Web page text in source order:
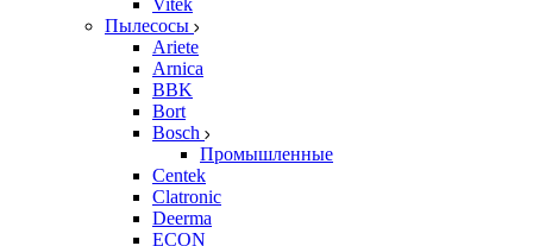
Vitek
Пылесосы
Ariete
Arnica
BBK
Bort
Bosch
Промышленные
Centek
Clatronic
Deerma
ECON